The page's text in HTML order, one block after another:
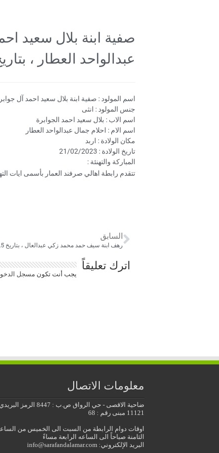
صفية ابنة بلال سعيد
عبدالواحد العطار ، بتاريخ
اسم المولود : صفية ابنة بلال سعيد احمد آل
جنس المولود : انثى
اسم الاب : بلال سعيد احمد الجوابرة
اسم الام : احلام جمال عبدالواحد العطار
مكان الولادة : اربد
تاريخ الولادة : 21/02/2023
المباركة والتهنئة :
تتقدم رابطة اهالي صرفند العمار بأسمى ايات
السابق
رهف ابنة سيف حمد محمد زكي عبدالعال ، بتاريخ 2023.2.5م
اترك تعليقاً
يجب أنت تكون مسجل
معلومات الاتصال
ضاحية الاقصى - حي الرواق ص.ب : 8447 الرمز
11121 مبنى رقم : 68
اوقات دوام الرابطة من السبت الى الخميس من
الثامنة صباحاً الى الساعه الرابعة مساءً
البريد الإلكتروني: info@sarafandalamar.com